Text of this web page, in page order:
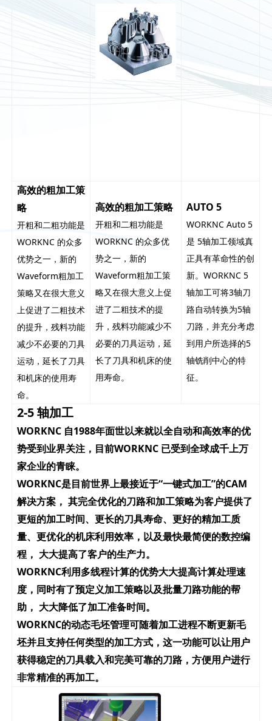
高效的粗加工策
略
开粗和二粗功能是
WORKNC 的众多
优势之一，新的
Waveform粗加工
策略又在很大意义
上促进了二粗技术
的提升，残料功能
减少不必要的刀具
运动，延长了刀具
和机床的使用寿
命。
高效的粗加工策略
开粗和二粗功能是
WORKNC 的众多优
势之一，新的
Waveform粗加工策
略又在很大意义上促
进了二粗技术的提
升，残料功能减少不
必要的刀具运动，延
长了刀具和机床的使
用寿命。
AUTO 5
WORKNC Auto 5
是 5轴加工领域真
正具有革命性的创
新。WORKNC 5
轴加工可将3轴刀
路自动转换为5轴
刀路，并充分考虑
到用户所选择的5
轴铣削中心的特
征。
2-5 轴加工
WORKNC 自1988年面世以来就以全自动和高效率的优
势受到业界关注，目前WORKNC 已受到全球成千上万
家企业的青睐。
WORKNC是目前世界上最接近于“一键式加工”的CAM
解决方案， 其完全优化的刀路和加工策略为客户提供了
更短的加工时间、更长的刀具寿命、更好的精加工质
量、更优化的机床利用效率，以及最快最简便的数控编
程， 大大提高了客户的生产力。
WORKNC利用多线程计算的优势大大提高计算处理速
度，同时有了预定义加工策略以及批量刀路功能的帮
助， 大大降低了加工准备时间。
WORKNC的动态毛坯管理可随着加工进程不断更新毛
坯并且支持任何类型的加工方式，这一功能可以让用户
获得稳定的刀具载入和完美可靠的刀路，方便用户进行
非常精准的再加工。